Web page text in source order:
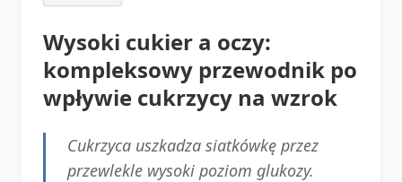
Wysoki cukier a oczy:
kompleksowy przewodnik po
wpływie cukrzycy na wzrok
Cukrzyca uszkadza siatkówkę przez
przewlekle wysoki poziom glukozy.